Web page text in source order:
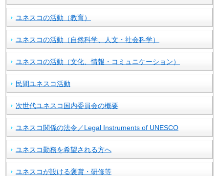
ユネスコの活動（教育）
ユネスコの活動（自然科学、人文・社会科学）
ユネスコの活動（文化、情報・コミュニケーション）
民間ユネスコ活動
次世代ユネスコ国内委員会の概要
ユネスコ関係の法令／Legal Instruments of UNESCO
ユネスコ勤務を希望される方へ
ユネスコが設ける褒賞・研修等